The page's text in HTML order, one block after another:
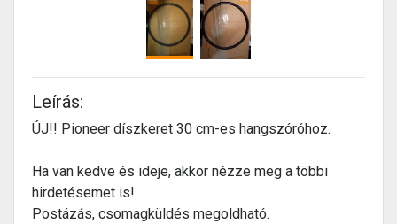
Leírás:
ÚJ!! Pioneer díszkeret 30 cm-es hangszóróhoz.
Ha van kedve és ideje, akkor nézze meg a többi
hirdetésemet is!
Postázás, csomagküldés megoldható.